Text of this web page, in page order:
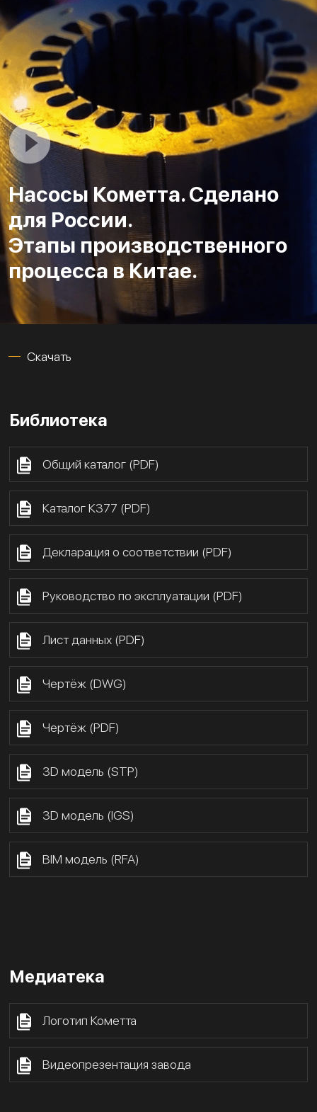
Насосы Кометта. Сделано
для России.
Этапы производственного
процесса в Китае.
Скачать
Библиотека
Общий каталог (PDF)
Каталог К377 (PDF)
Декларация о соответствии (PDF)
Руководство по эксплуатации (PDF)
Лист данных (PDF)
Чертёж (DWG)
Чертёж (PDF)
3D модель (STP)
3D модель (IGS)
BIM модель (RFA)
Медиатека
Логотип Кометта
Видеопрезентация завода